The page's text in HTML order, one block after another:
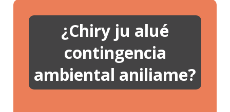
¿Chiry ju alué
contingencia
ambiental aniliame?